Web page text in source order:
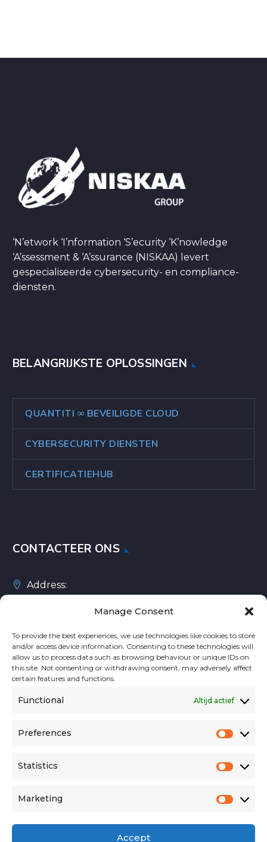
Manage Consent
To provide the best experiences, we use technologies like cookies to store
and/or access device information. Consenting to these technologies will
allow us to process data such as browsing behaviour or unique IDs on
this site. Not consenting or withdrawing consent, may adversely affect
certain features and functions.
Functional Altijd actief
Preferences
Statistics
Marketing
Accept
‘N’etwork ‘I’nformation ‘S’ecurity ‘K’nowledge
‘A’ssessment & ‘A’ssurance (NISKAA) levert
gespecialiseerde cybersecurity- en compliance-
diensten.
BELANGRIJKSTE OPLOSSINGEN
QUANTITI ∞ BEVEILIGDE CLOUD
CYBERSECURITY DIENSTEN
CERTIFICATIEHUB
CONTACTEER ONS
Address:
Phone:+32 2 588 10 20
Email:contact@niskaa.com